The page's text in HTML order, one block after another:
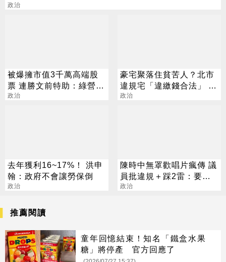
政治
被爆擁市值3千萬高端股
票 連勝文前特助：綠營別
亂潑髒水
政治
豪宅聚落住貧苦人？北市
違規宅「違繳錢合法」 老
婦崩潰要跳樓
政治
去年獲利16~17%！ 洪申
翰：政府不會讓勞保倒
政治
陳時中無罩歡唱片瘋傳 議
員批違規＋踩2雷：要啟
動政風調查？
政治
推薦閱讀
童年回憶結束！知名「鐵盒水果
糖」將停產 官方回應了